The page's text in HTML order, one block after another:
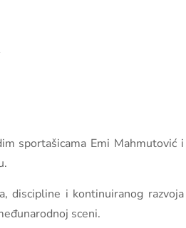
sportašicama Emi Mahmutović i
discipline i kontinuiranog razvoja
sceni.